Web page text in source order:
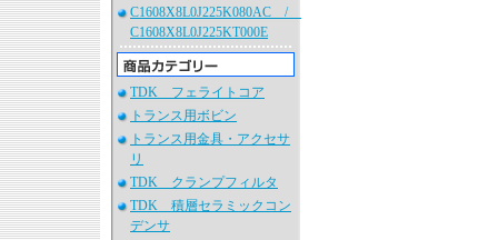
C1608X8L0J225K080AC /
C1608X8L0J225KT000E
TDK フェライトコア
トランス用ボビン
トランス用金具・アクセサ
リ
TDK クランプフィルタ
TDK 積層セラミックコン
デンサ